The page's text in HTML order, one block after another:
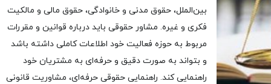
بین‌الملل، حقوق مدنی و خانوادگی، حقوق مالی و مالکیت
فکری و غیره. مشاور حقوقی باید درباره قوانین و مقررات
مربوط به حوزه فعالیت خود اطلاعات کاملی داشته باشد
و بتواند به صورت دقیق و حرفه‌ای به مشتریان خود
راهنمایی کند. راهنمایی حقوقی حرفه‌ای، مشاوریت قانونی